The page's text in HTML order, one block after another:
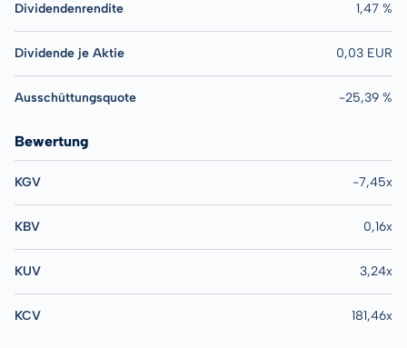
Dividendenrendite 1,47 %
Dividende je Aktie 0,03 EUR
Ausschüttungsquote -25,39 %
Bewertung
KGV -7,45x
KBV 0,16x
KUV 3,24x
KCV 181,46x